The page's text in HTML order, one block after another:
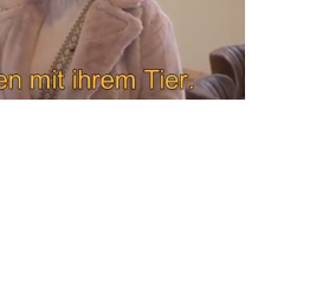
0:20/4:18